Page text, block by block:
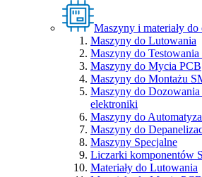
Maszyny i materiały
Maszyny do Lutowania
Maszyny do
Maszyny do Mycia PCB
Maszyny do Montażu
Maszyny do
elektroniki
Maszyny do
Maszyny do
Maszyny Specjalne
Liczarki komponentów
Materiały do Lutowania